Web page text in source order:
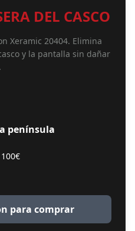
DEL CASCO
Xeramic 20404. Elimina
y la pantalla sin dañar
península
para comprar